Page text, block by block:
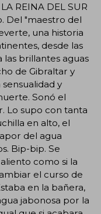
REINA DEL SUR
Del "maestro del
una historia
desde las
las brillantes aguas
de Gibraltar y
y
Sonó el
Lo supo con tanta
en alto, el
del agua
Bip-bip. Se
como si la
el curso de
en la bañera,
jabonosa por la